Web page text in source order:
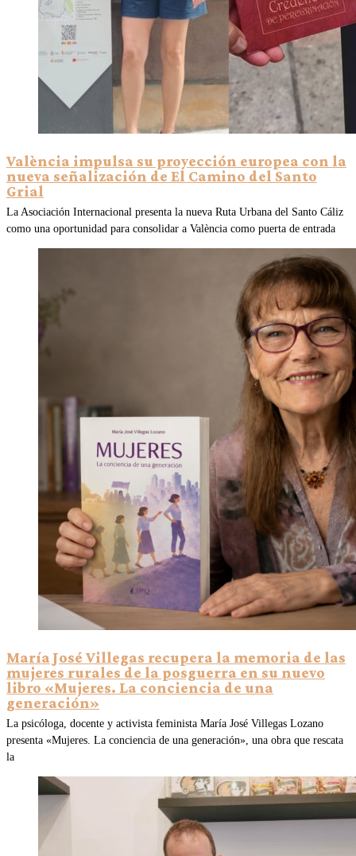
València impulsa su proyección europea con la
nueva señalización de El Camino del Santo
Grial
La Asociación Internacional presenta la nueva Ruta Urbana del Santo Cáliz
como una oportunidad para consolidar a València como puerta de entrada
María José Villegas recupera la memoria de las
mujeres rurales de la posguerra en su nuevo
libro «Mujeres. La conciencia de una
generación»
La psicóloga, docente y activista feminista María José Villegas Lozano
presenta «Mujeres. La conciencia de una generación», una obra que rescata
la